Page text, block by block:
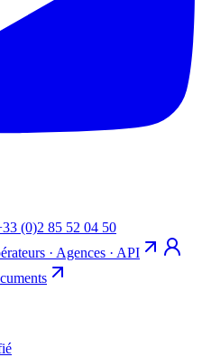
(0)2 85 52 04 50
· Agences · API